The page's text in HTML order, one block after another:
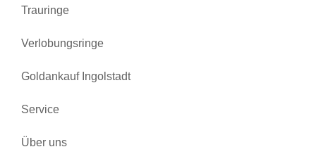
Trauringe
Verlobungsringe
Goldankauf Ingolstadt
Service
Über uns